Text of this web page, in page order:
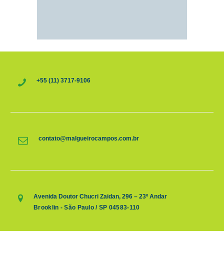
+55 (11) 3717-9106
contato@malgueirocampos.com.br
Avenida Doutor Chucri Zaidan, 296 – 23º Andar
Brooklin - São Paulo / SP 04583-110